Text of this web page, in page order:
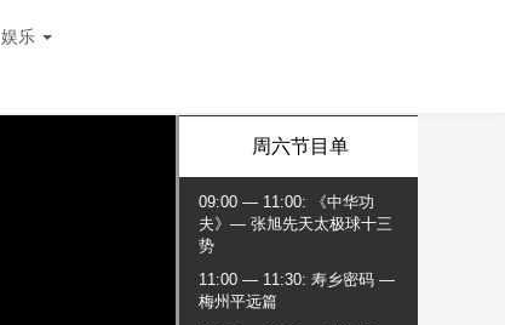
娱乐
周六节目单
09:00 — 11:00:
《中华功
夫》— 张旭先天太极球十三
势
11:00 — 11:30:寿乡密码 —
梅州平远篇